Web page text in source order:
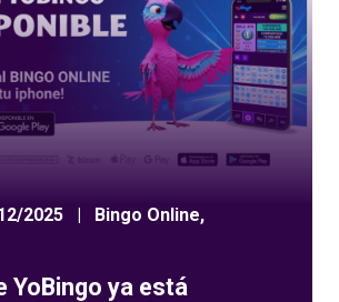
2025 Bingo Online,
YoBingo ya está